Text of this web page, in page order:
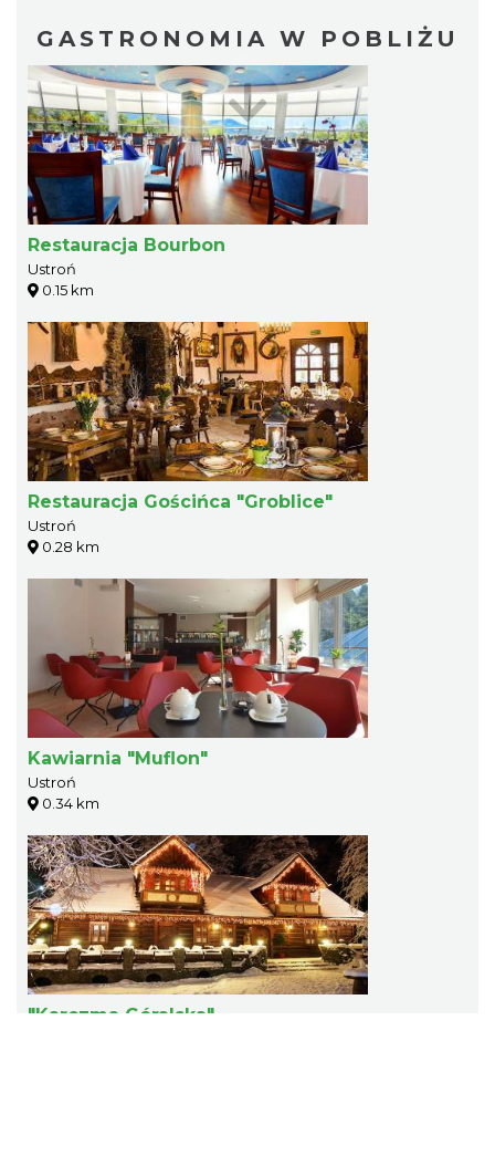
GASTRONOMIA W POBLIŻU
Restauracja Bourbon
Ustroń
0.15 km
Restauracja Gościńca "Groblice"
Ustroń
0.28 km
Kawiarnia "Muflon"
Ustroń
0.34 km
"Karczma Góralska"